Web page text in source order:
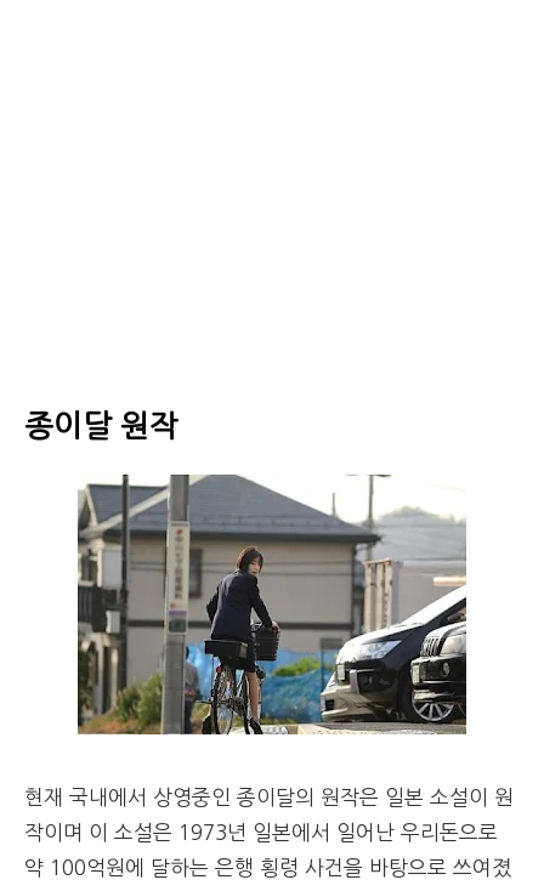
종이달 원작
현재 국내에서 상영중인 종이달의 원작은 일본 소설이 원
작이며 이 소설은 1973년 일본에서 일어난 우리돈으로
약 100억원에 달하는 은행 횡령 사건을 바탕으로 쓰여졌